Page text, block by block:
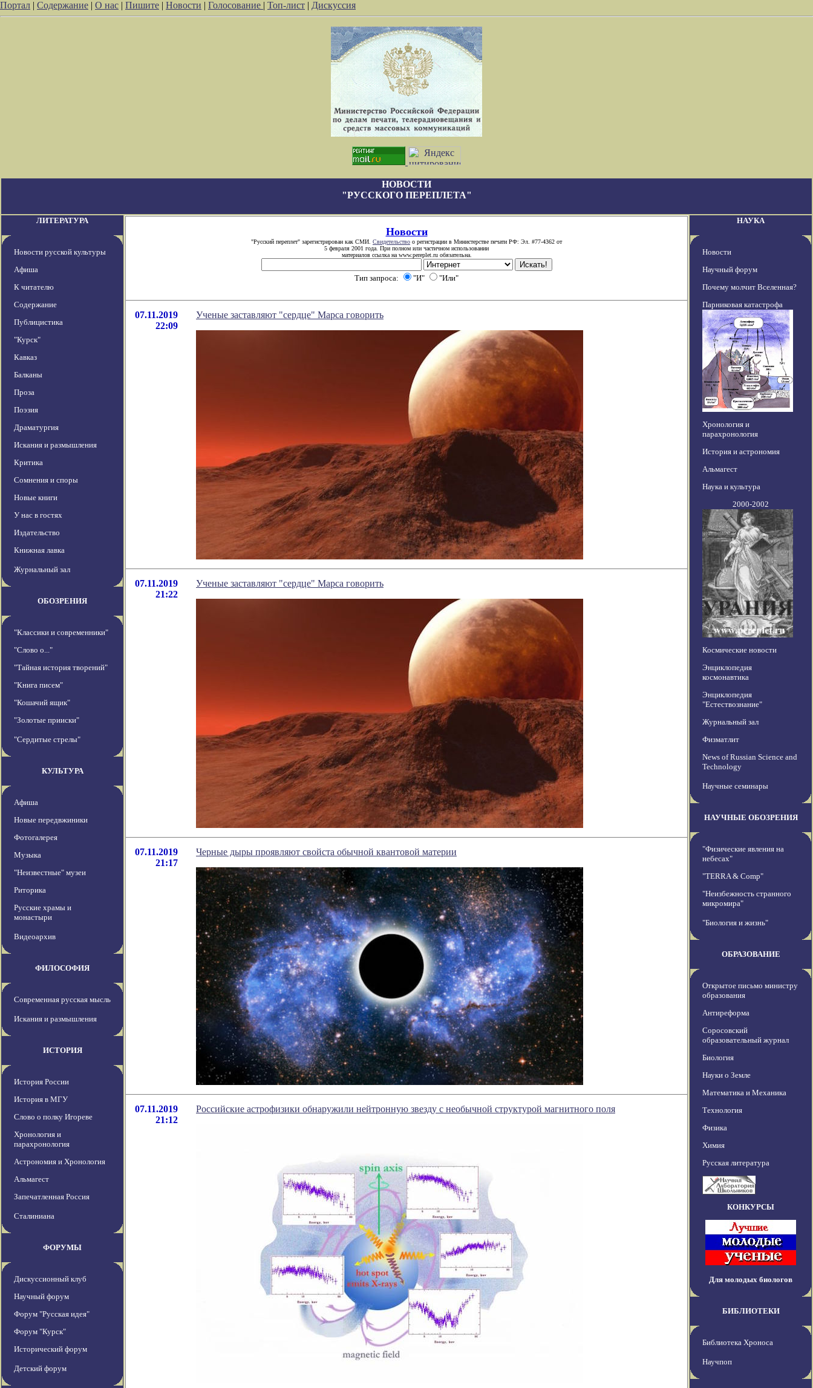
Портал | Содержание | О нас | Пишите | Новости | Голосование | Топ-лист | Дискуссия
НОВОСТИ
"РУССКОГО ПЕРЕПЛЕТА"
ЛИТЕРАТУРА
Новости русской культуры
Афиша
К читателю
Содержание
Публицистика
"Курск"
Кавказ
Балканы
Проза
Поэзия
Драматургия
Искания и размышления
Критика
Сомнения и споры
Новые книги
У нас в гостях
Издательство
Книжная лавка
Журнальный зал
ОБОЗРЕНИЯ
"Классики и современники"
"Слово о..."
"Тайная история творений"
"Книга писем"
"Кошачий ящик"
"Золотые прииски"
"Сердитые стрелы"
КУЛЬТУРА
Афиша
Новые передвжиники
Фотогалерея
Музыка
"Неизвестные" музеи
Риторика
Русские храмы и
монастыри
Видеоархив
ФИЛОСОФИЯ
Современная русская мысль
Искания и размышления
ИСТОРИЯ
История России
История в МГУ
Слово о полку Игореве
Хронология и
парахронология
Астрономия и Хронология
Альмагест
Запечатленная Россия
Сталиниана
ФОРУМЫ
Дискуссионный клуб
Научный форум
Форум "Русская идея"
Форум "Курск"
Исторический форум
Детский форум
Новости
"Русский переплет" зарегистрирован как СМИ. Свидетельство о регистрации в Министерстве печати РФ: Эл. #77-4362 от
5 февраля 2001 года. При полном или частичном использовании
материалов ссылка на www.pereplet.ru обязательна.
Тип запроса: "И" "Или"
07.11.2019
22:09
Ученые заставляют "сердце" Марса говорить
07.11.2019
21:22
Ученые заставляют "сердце" Марса говорить
07.11.2019
21:17
Черные дыры проявляют свойста обычной квантовой материи
07.11.2019
21:12
Российские астрофизики обнаружили нейтронную звезду с необычной структурой магнитного поля
НАУКА
Новости
Научный форум
Почему молчит Вселенная?
Парниковая катастрофа
Хронология и
парахронология
История и астрономия
Альмагест
Наука и культура
2000-2002
Космические новости
Энциклопедия
космонавтика
Энциклопедия
"Естествознание"
Журнальный зал
Физматлит
News of Russian Science and
Technology
Научные семинары
НАУЧНЫЕ ОБОЗРЕНИЯ
"Физические явления на
небесах"
"TERRA & Comp"
"Неизбежность странного
микромира"
"Биология и жизнь"
ОБРАЗОВАНИЕ
Открытое письмо министру
образования
Антиреформа
Соросовский
образовательный журнал
Биология
Науки о Земле
Математика и Механика
Технология
Физика
Химия
Русская литература
КОНКУРСЫ
Для молодых биологов
БИБЛИОТЕКИ
Библиотека Хроноса
Научпоп